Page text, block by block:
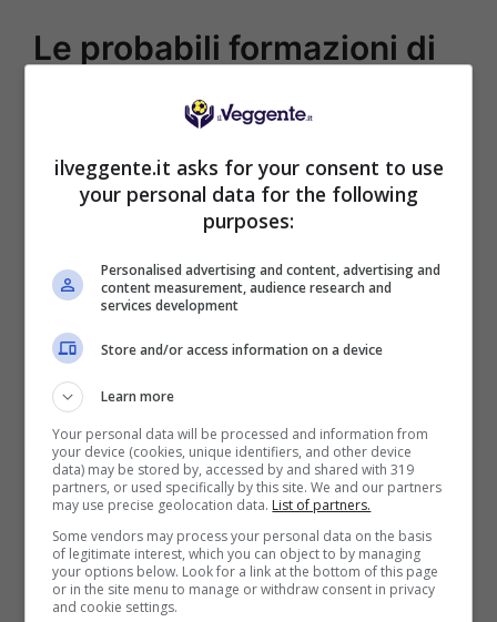
Le probabili formazioni di
Milan-Lecce
Winter; Saelemaekers, Loftus-Cheek, Jashari,
Rabiot, Bartesaghi; Pulisic, Leao.
Falcone; Matias Perez,
Ramadani; Pierotti, Gandelman, Banda; Stulic.
[poll id=”2961″]
POSSIBILE RISULTATO: 2-0
BONUS SPORTBET: 100€ SUBITO
Bonus 50€ SENZA deposito + fino a 50€ di
rimborso
ilveggente.it asks for your consent to use
your personal data for the following
purposes:
Personalised advertising and content, advertising and
content measurement, audience research and
services development
Store and/or access information on a device
Learn more
Your personal data will be processed and information from
your device (cookies, unique identifiers, and other device
data) may be stored by, accessed by and shared with 319
partners, or used specifically by this site. We and our partners
may use precise geolocation data. List of partners.
Some vendors may process your personal data on the basis
of legitimate interest, which you can object to by managing
your options below. Look for a link at the bottom of this page
or in the site menu to manage or withdraw consent in privacy
and cookie settings.